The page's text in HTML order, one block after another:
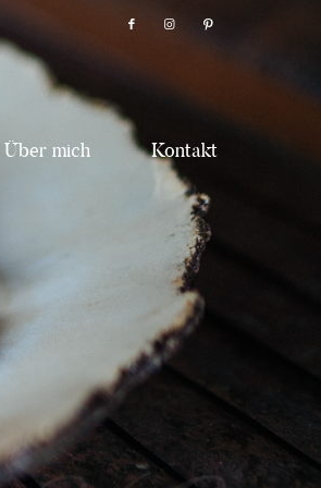
Über mich Kontakt